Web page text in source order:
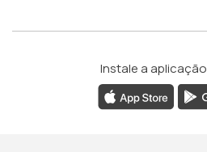
Instale a aplicação